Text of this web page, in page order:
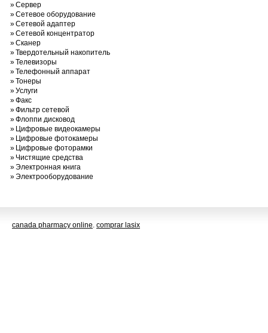
»Сервер
»Сетевое оборудование
»Сетевой адаптер
»Сетевой концентратор
»Сканер
»Твердотельный накопитель
»Телевизоры
»Телефонный аппарат
»Тонеры
»Услуги
»Факс
»Фильтр сетевой
»Флоппи дисковод
» Цифровые видеокамеры
» Цифровые фотокамеры
» Цифровые фоторамки
» Чистящие средства
»Электронная книга
»Электрооборудование
canada pharmacy online. comprar lasix